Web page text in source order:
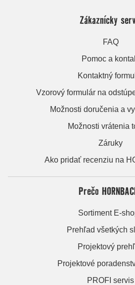
Zákaznícky
FAQ
Pomoc a
Kontaktný
Vzorový formulár na
Možnosti doručenia a
Možnosti vrátenia
Záruky
Ako pridať recenziu na
Prečo
Sortiment E-
Prehľad všetkých
Projektový
Projektové
PROFI servis